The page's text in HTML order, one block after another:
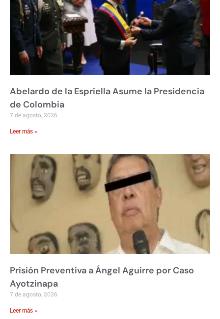
Abelardo de la Espriella Asume la Presidencia
de Colombia
7 de agosto, 2026
Leer más »
Prisión Preventiva a Ángel Aguirre por Caso
Ayotzinapa
7 de agosto, 2026
Leer más »